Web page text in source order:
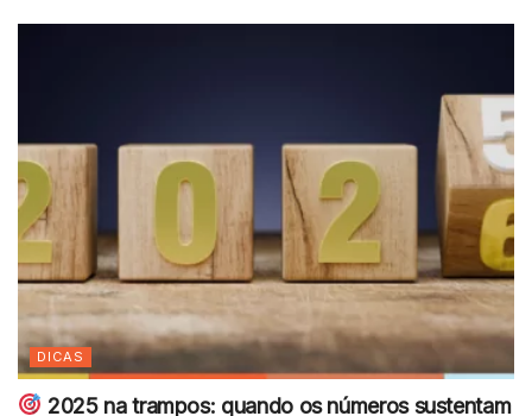
DICAS
2025 na trampos: quando os números sustentam